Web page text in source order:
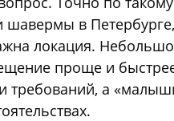
в Петербурге,
локация.
проще и
требований, а